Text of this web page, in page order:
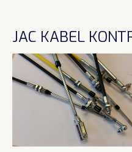
JAC KABEL